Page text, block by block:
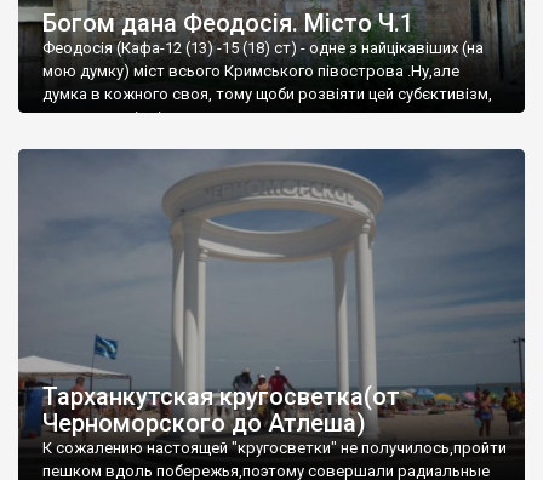
Богом дана Феодосія. Місто Ч.1
Феодосія (Кафа-12 (13) -15 (18) ст) - одне з найцікавіших (на
мою думку) міст всього Кримського півострова .Ну,але
думка в кожного своя, тому щоби розвіяти цей субєктивізм,
запрошую відвідати це
Тарханкутская кругосветка(от
Черноморского до Атлеша)
К сожалению настоящей "кругосветки" не получилось,пройти
пешком вдоль побережья,поэтому совершали радиальные